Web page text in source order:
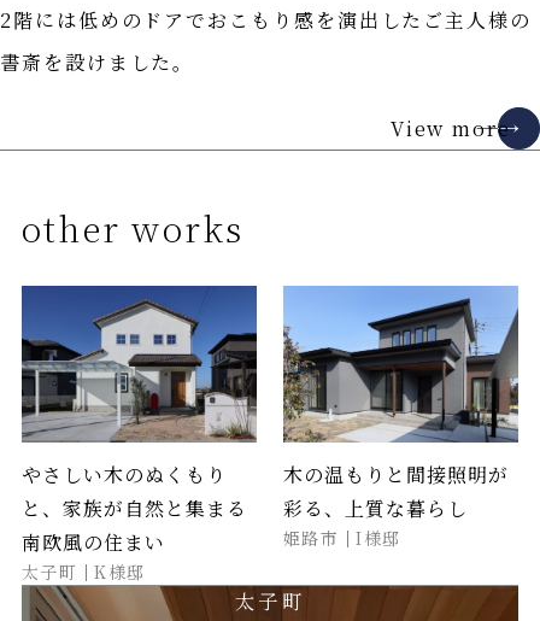
2階には低めのドアでおこもり感を演出したご主人様の
書斎を設けました。
View more
other works
やさしい木のぬくもり
と、家族が自然と集まる
南欧風の住まい
太子町 K様邸
木の温もりと間接照明が
彩る、上質な暮らし
姫路市 I様邸
太子町